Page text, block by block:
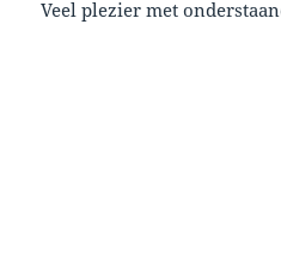
Veel plezier met